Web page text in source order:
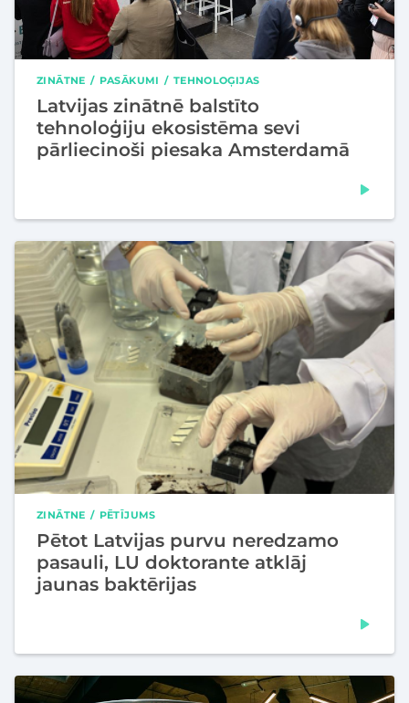
ZINĀTNE PASĀKUMI TEHNOLOĢIJAS
Latvijas zinātnē balstīto
tehnoloģiju ekosistēma sevi
pārliecinoši piesaka Amsterdamā
ZINĀTNE PĒTĪJUMS
Pētot Latvijas purvu neredzamo
pasauli, LU doktorante atklāj
jaunas baktērijas